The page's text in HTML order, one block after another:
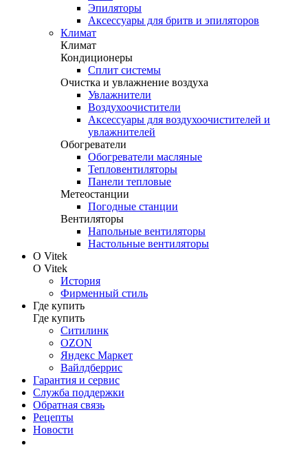
Эпиляторы
Аксессуары для бритв и эпиляторов
Климат
Климат
Кондиционеры
Сплит системы
Очистка и увлажнение воздуха
Увлажнители
Воздухоочистители
Аксессуары для воздухоочистителей и
увлажнителей
Обогреватели
Обогреватели масляные
Тепловентиляторы
Панели тепловые
Метеостанции
Погодные станции
Вентиляторы
Напольные вентиляторы
Настольные вентиляторы
О Vitek
О Vitek
История
Фирменный стиль
Где купить
Где купить
Ситилинк
OZON
Яндекс Маркет
Вайлдберрис
Гарантия и сервис
Служба поддержки
Обратная связь
Рецепты
Новости